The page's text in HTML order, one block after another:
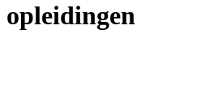
opleidingen